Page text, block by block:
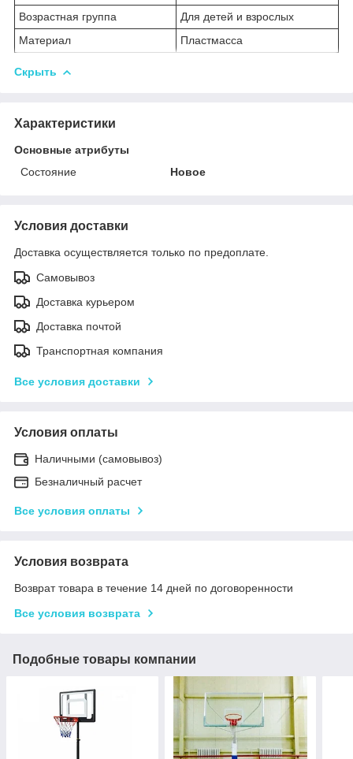
Возрастная группа
Для детей и взрослых
Материал
Пластмасса
Скрыть
Характеристики
Основные атрибуты
Состояние
Новое
Условия доставки
Доставка осуществляется только по предоплате.
Самовывоз
Доставка курьером
Доставка почтой
Транспортная компания
Все условия доставки
Условия оплаты
Наличными (самовывоз)
Безналичный расчет
Все условия оплаты
Условия возврата
Возврат товара в течение 14 дней по договоренности
Все условия возврата
Подобные товары компании